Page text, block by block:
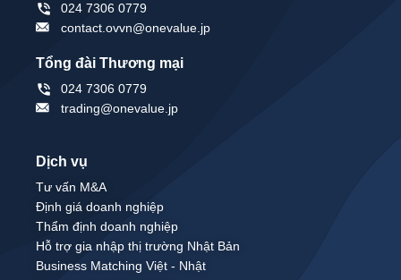
024 7306 0779
contact.ovvn@onevalue.jp
Tổng đài Thương mại
024 7306 0779
trading@onevalue.jp
Dịch vụ
Tư vấn M&A
Định giá doanh nghiệp
Thẩm định doanh nghiệp
Hỗ trợ gia nhập thị trường Nhật Bản
Business Matching Việt - Nhật